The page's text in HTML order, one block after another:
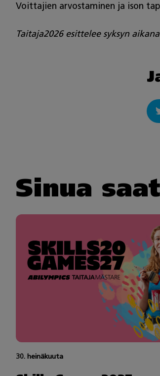
Voittajien arvostaminen ja ison
Taitaja2026 esittelee syksyn
Sinua
30. heinäkuuta